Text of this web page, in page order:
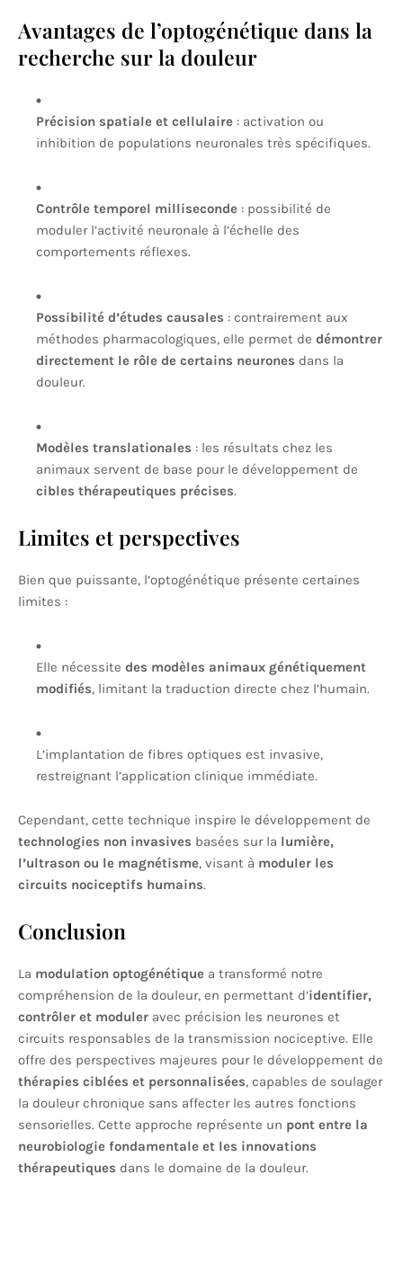
Avantages de l’optogénétique dans la
recherche sur la douleur
Précision spatiale et cellulaire : activation ou
inhibition de populations neuronales très spécifiques.
Contrôle temporel milliseconde : possibilité de
moduler l’activité neuronale à l’échelle des
comportements réflexes.
Possibilité d’études causales : contrairement aux
méthodes pharmacologiques, elle permet de démontrer
directement le rôle de certains neurones dans la
douleur.
Modèles translationales : les résultats chez les
animaux servent de base pour le développement de
cibles thérapeutiques précises.
Limites et perspectives
Bien que puissante, l’optogénétique présente certaines
limites :
Elle nécessite des modèles animaux génétiquement
modifiés, limitant la traduction directe chez l’humain.
L’implantation de fibres optiques est invasive,
restreignant l’application clinique immédiate.
Cependant, cette technique inspire le développement de
technologies non invasives basées sur la lumière,
l’ultrason ou le magnétisme, visant à moduler les
circuits nociceptifs humains.
Conclusion
La modulation optogénétique a transformé notre
compréhension de la douleur, en permettant d’identifier,
contrôler et moduler avec précision les neurones et
circuits responsables de la transmission nociceptive. Elle
offre des perspectives majeures pour le développement de
thérapies ciblées et personnalisées, capables de soulager
la douleur chronique sans affecter les autres fonctions
sensorielles. Cette approche représente un pont entre la
neurobiologie fondamentale et les innovations
thérapeutiques dans le domaine de la douleur.